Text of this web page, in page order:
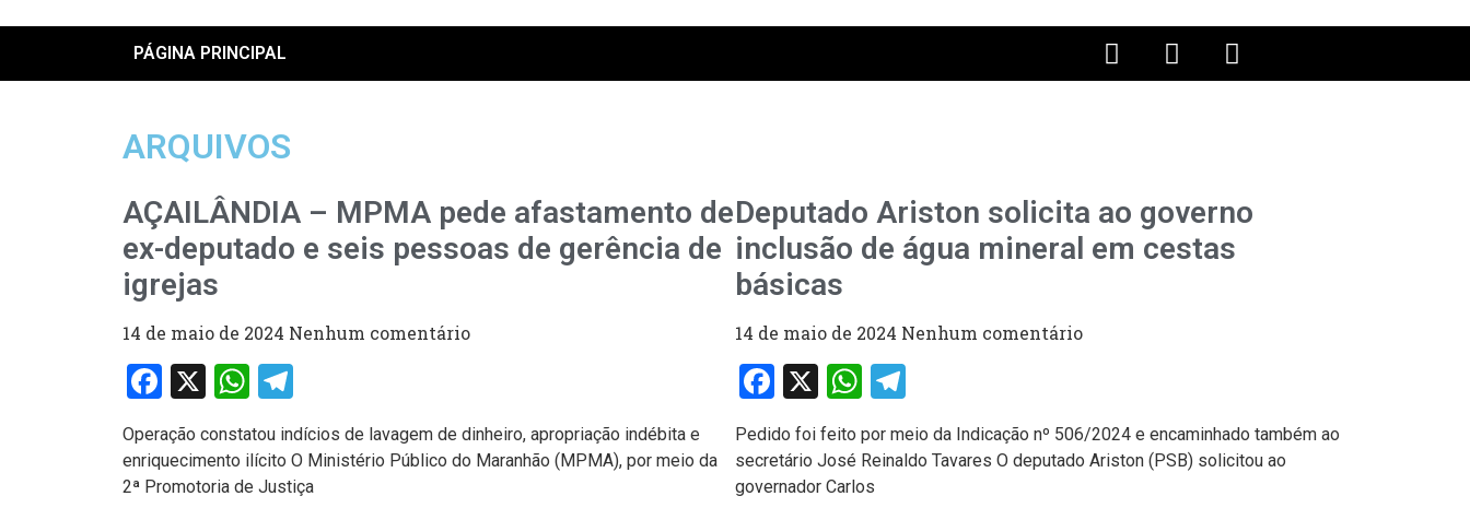
PÁGINA PRINCIPAL
ARQUIVOS
AÇAILÂNDIA – MPMA pede afastamento de
ex-deputado e seis pessoas de gerência de
igrejas
14 de maio de 2024 Nenhum comentário
Facebook
X WhatsApp
Operação constatou indícios de lavagem de dinheiro, apropriação indébita e
enriquecimento ilícito O Ministério Público do Maranhão (MPMA), por meio da
2ª Promotoria de Justiça
Deputado Ariston solicita ao governo
inclusão de água mineral em cestas
básicas
14 de maio de 2024 Nenhum comentário
Facebook
X WhatsApp
Pedido foi feito por meio da Indicação nº 506/2024 e encaminhado também ao
secretário José Reinaldo Tavares O deputado Ariston (PSB) solicitou ao
governador Carlos